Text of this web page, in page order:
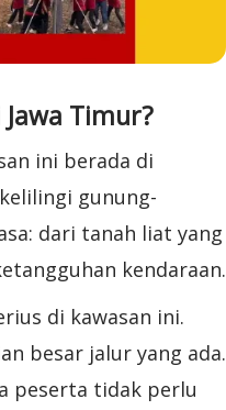
Timur?
ini berada di
gunung-
dari tanah liat yang
kendaraan.
di kawasan ini.
besar jalur yang ada.
peserta tidak perlu